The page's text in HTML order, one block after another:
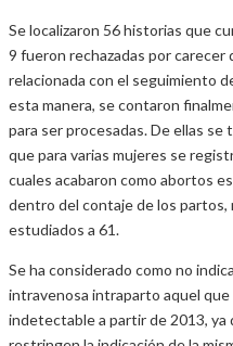
Se localizaron 56 historias que
9 fueron rechazadas por
relacionada con el seguimiento
esta manera, se contaron
para ser procesadas. De ellas se
que para varias mujeres se
cuales acabaron como abortos
dentro del contaje de los
estudiados a 61.
Se ha considerado como no
intravenosa intraparto aquel que
indetectable a partir de 2013, ya